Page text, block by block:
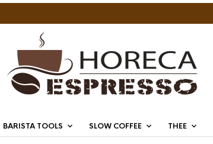
BARISTA TOOLS SLOW COFFEE THEE